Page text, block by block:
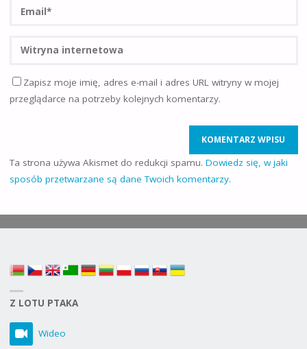
Zapisz moje imię, adres e-mail i adres URL witryny w mojej
przeglądarce na potrzeby kolejnych komentarzy.
Ta strona używa Akismet do redukcji spamu. Dowiedz się, w jaki
sposób przetwarzane są dane Twoich komentarzy.
Z LOTU PTAKA
Wideo